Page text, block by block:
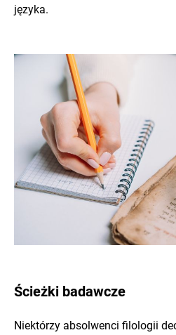
języka.
Ścieżki badawcze
Niektórzy absolwenci filologii